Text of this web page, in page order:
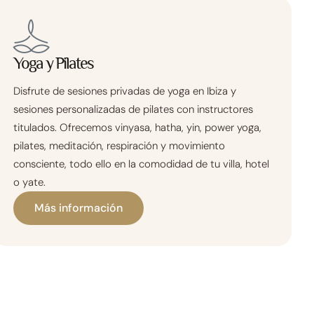
Yoga y Pilates
Disfrute de sesiones privadas de yoga en Ibiza y
sesiones personalizadas de pilates con instructores
titulados. Ofrecemos vinyasa, hatha, yin, power yoga,
pilates, meditación, respiración y movimiento
consciente, todo ello en la comodidad de tu villa, hotel
o yate.
Más información